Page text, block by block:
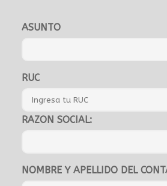
ASUNTO
RUC
RAZON SOCIAL:
NOMBRE Y APELLIDO DEL